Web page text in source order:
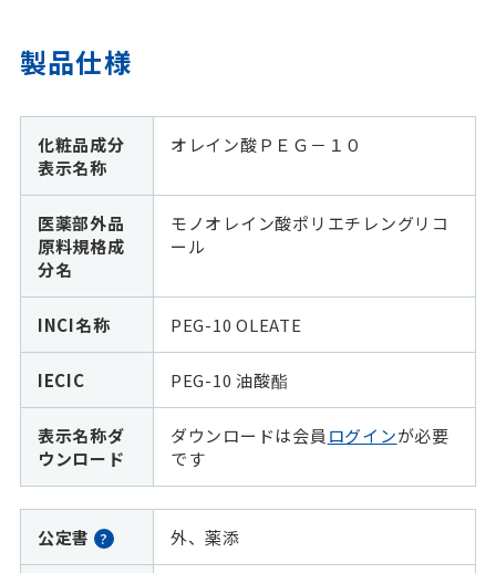
製品仕様
化粧品成分
表示名称
オレイン酸ＰＥＧ－１０
医薬部外品
原料規格成
分名
モノオレイン酸ポリエチレングリコ
ール
INCI名称 PEG-10 OLEATE
IECIC PEG-10 油酸酯
表示名称ダ
ウンロード
ダウンロードは会員 ログインが必要
です
公定書 ? 外、薬添